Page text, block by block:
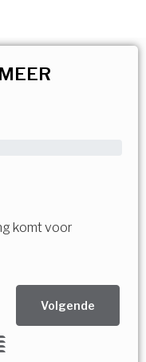
komt voor
Volgende